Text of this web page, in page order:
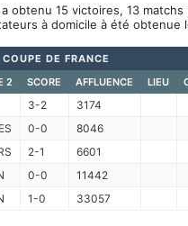
obtenu 15 victoires, 13
à domicile à été
COUPE DE FRANCE
2 SCORE AFFLUENCE LIEU
3-2
3174
0-0
8046
2-1
6601
0-0
11442
1-0 33057